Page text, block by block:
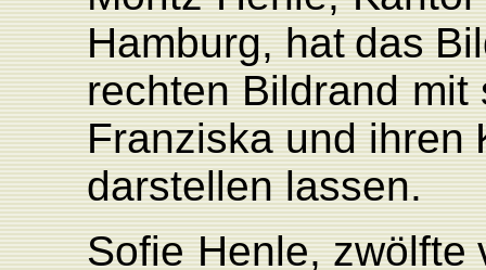
Hamburg, hat das
rechten Bildrand mit
Franziska und ihren
darstellen lassen.
Sofie Henle, zwölfte